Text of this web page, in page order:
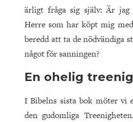
ärligt fråga sig själv: Är
Herre som har köpt mig
beredd att ta de nödvändiga
något för sanningen?
En ohelig
I Bibelns sista bok möter vi
den gudomliga